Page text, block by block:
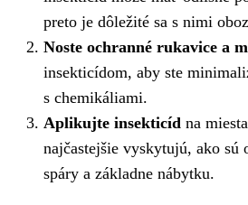
preto je dôležité sa s nimi
Noste ochranné rukavice a
insekticídom, aby ste
s chemikáliami.
Aplikujte insekticíd na
najčastejšie vyskytujú, ako sú
spáry a základne nábytku.